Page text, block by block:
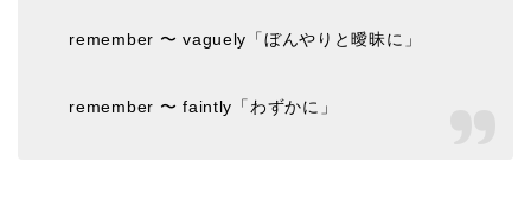
remember 〜 vaguely「ぼんやりと曖昧に」
remember 〜 faintly「わずかに」